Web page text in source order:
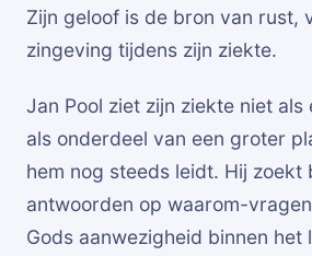
Zijn geloof is de bron van rust,
zingeving tijdens zijn ziekte.
Jan Pool ziet zijn ziekte niet als
als onderdeel van een groter
hem nog steeds leidt. Hij zoekt
antwoorden op waarom-
Gods aanwezigheid binnen het